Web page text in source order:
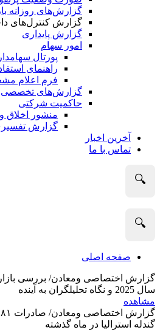
گزارش‌های روزانه
گزارش کنترل‌های
گزارش پایداری
امور سهام
پورتال
راهنمای
فرم اعلام
گزارش‌های تخصصی
حاکمیت شرکتی
منشور اخلاق
گزارش
آخرین اخبار
تماس با ما
🔍
🔍
صفحه اصلی
گزارش اختصاصی ومعادن/ بررسی
سال 2025 و نگاه تحلیلگران به آینده
مشاهده
گندله استرالیا در ماه گذشته